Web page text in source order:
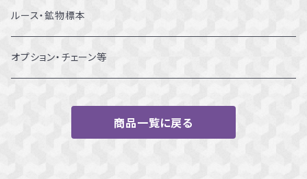
13～13.5号
14～14.5号
ルース・鉱物標本
オプション・チェーン等
商品一覧に戻る